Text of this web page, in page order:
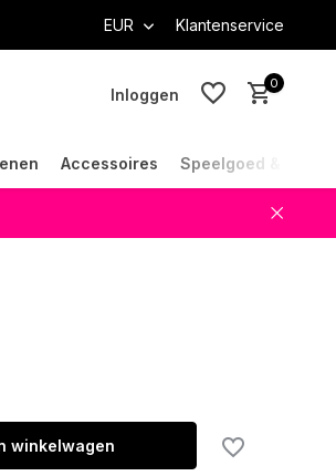
EUR Klantenservice
Inloggen
0
Accessoires Speelgoed &
winkelwagen